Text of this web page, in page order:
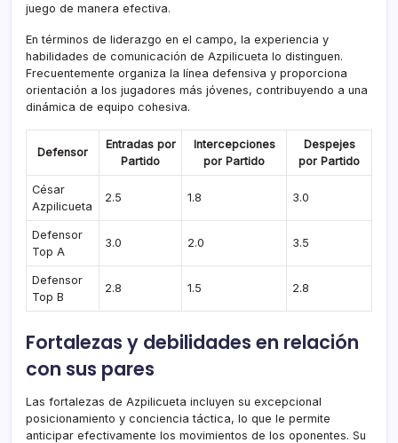
juego de manera efectiva.
En términos de liderazgo en el campo, la experiencia y
habilidades de comunicación de Azpilicueta lo distinguen.
Frecuentemente organiza la línea defensiva y proporciona
orientación a los jugadores más jóvenes, contribuyendo a una
dinámica de equipo cohesiva.
Defensor
Entradas por
Partido
Intercepciones
por Partido
Despejes
por Partido
César
Azpilicueta
2.5 1.8 3.0
Defensor
Top A
3.0 2.0 3.5
Defensor
Top B
2.8 1.5 2.8
Fortalezas y debilidades en relación
con sus pares
Las fortalezas de Azpilicueta incluyen su excepcional
posicionamiento y conciencia táctica, lo que le permite
anticipar efectivamente los movimientos de los oponentes. Su